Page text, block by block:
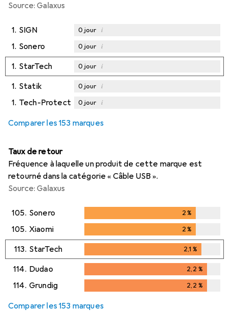
Source: Galaxus
1. SIGN 0jour i
1. Sonero 0jour i
1. StarTech 0jour i
1. Statik 0jour i
1. Tech-Protect 0jour i
Comparer les 153 marques
Taux de retour
Fréquence à laquelle un produit de cette marque est
retourné dans la catégorie « Câble USB ».
Source: Galaxus
105. Sonero 2%
105. Xiaomi 2%
113. StarTech 2,1 %
2,1%
114. Dudao 2,2 %
2,2%
114. Grundig 2,2 %
Comparer les 153 marques